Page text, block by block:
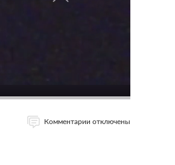
Комментарии отключены